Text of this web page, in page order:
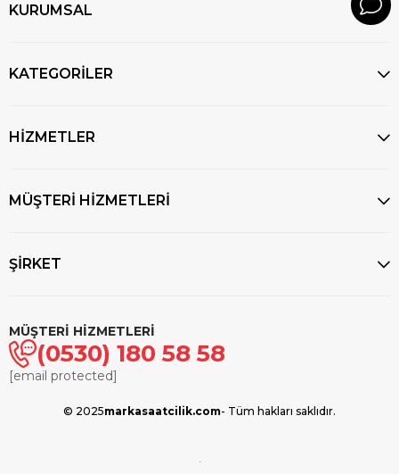
KURUMSAL
KATEGORİLER
HİZMETLER
MÜŞTERİ HİZMETLERİ
ŞİRKET
MÜŞTERİ HİZMETLERİ
(0530) 180 58 58
[email protected]
© 2025markasaatcilik.com- Tüm hakları saklıdır.